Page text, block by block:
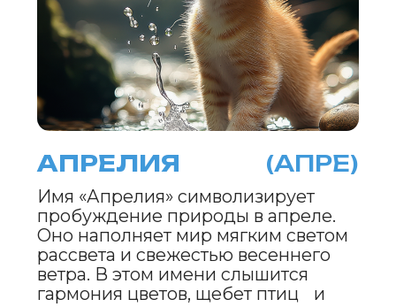
БЛАГОДАРИНА (РИНА)
Имя «БлагоДарина» отражает
щедрость весенней природы.
Апрель щедро раздает свои дары
— тепло, свет и обновление. Это
имя наполнено благодарностью за
каждый новый рассвет и
внутренней гармонией.
«БлагоДарина» символизирует
на новые начинания.